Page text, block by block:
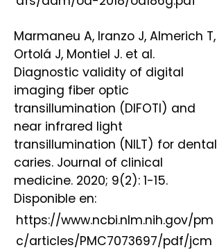
Marmaneu A, Iranzo J, Almerich T,
Ortolá J, Montiel J. et al.
Diagnostic validity of digital
imaging fiber optic
transillumination (DIFOTI) and
near infrared light
transillumination (NILT) for dental
caries. Journal of clinical
medicine. 2020; 9(2): 1-15.
Disponible en:
https://www.ncbi.nlm.nih.gov/pm
c/articles/PMC7073697/pdf/jcm